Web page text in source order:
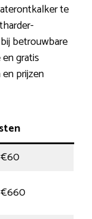
te
betrouwbare
gratis
prijzen